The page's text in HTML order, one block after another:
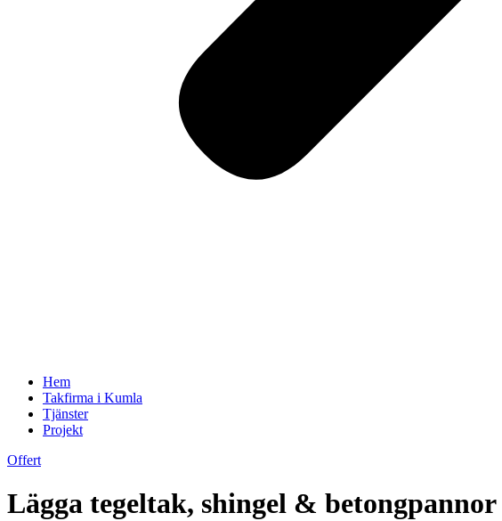
Hem
Takfirma i Kumla
Tjänster
Projekt
Offert
Lägga tegeltak, shingel &